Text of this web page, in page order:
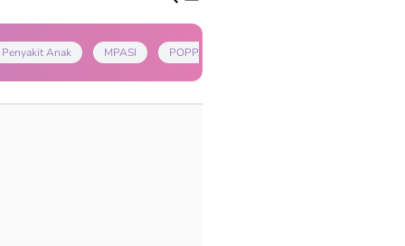
Penyakit Anak MPASI POPPAPA